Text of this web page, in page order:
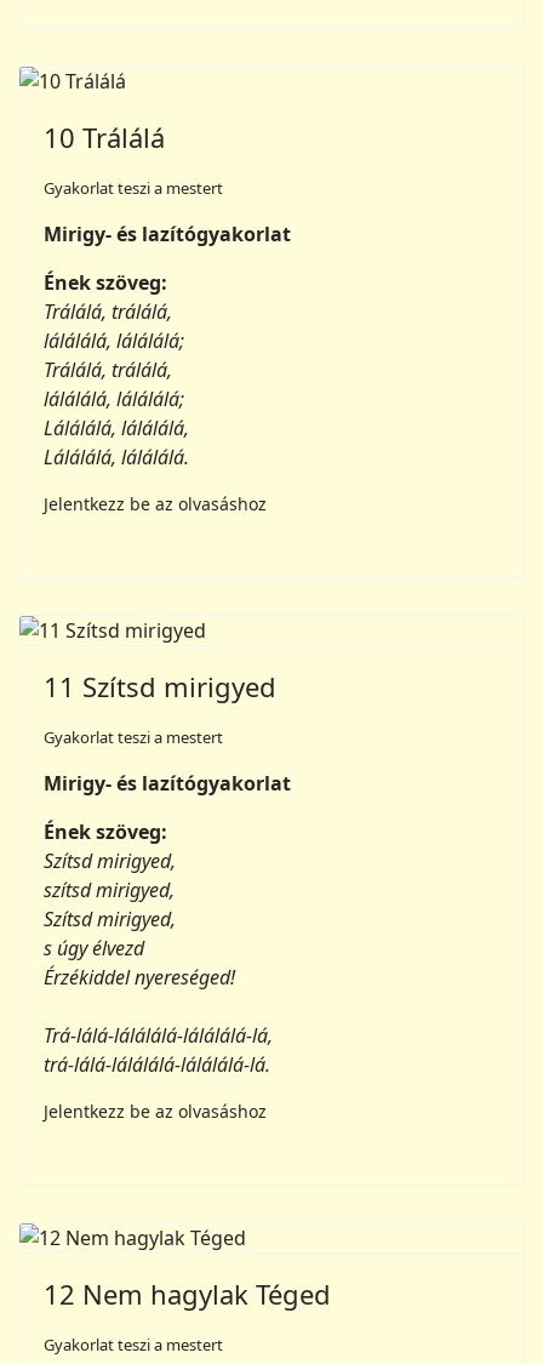
Gyakorlat teszi a mestert
Trálálá, trálálá,
Trálálá, trálálá,
lálálálá, lálálálá;
Lálálálá, lálálálá,
Lálálálá, lálálálá.
Jelentkezz be az olvasáshoz
Gyakorlat teszi a mestert
Szítsd mirigyed,
Szítsd mirigyed,
s úgy élvezd
Érzékiddel nyereséged!
Trá-lálá-lálálálá-lálálálá-lá,
trá-lálá-lálálálá-lálálálá-lá.
Jelentkezz be az olvasáshoz
Gyakorlat teszi a mestert
Kar: